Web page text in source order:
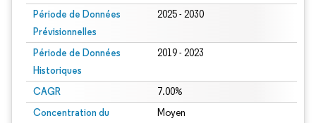
Période de Données
Prévisionnelles
2025 - 2030
Période de Données
Historiques
2019 - 2023
CAGR 7.00%
Concentration du
Moyen